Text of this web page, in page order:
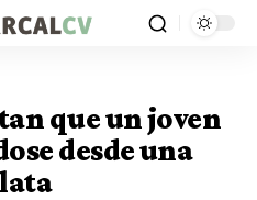
que un joven
desde una